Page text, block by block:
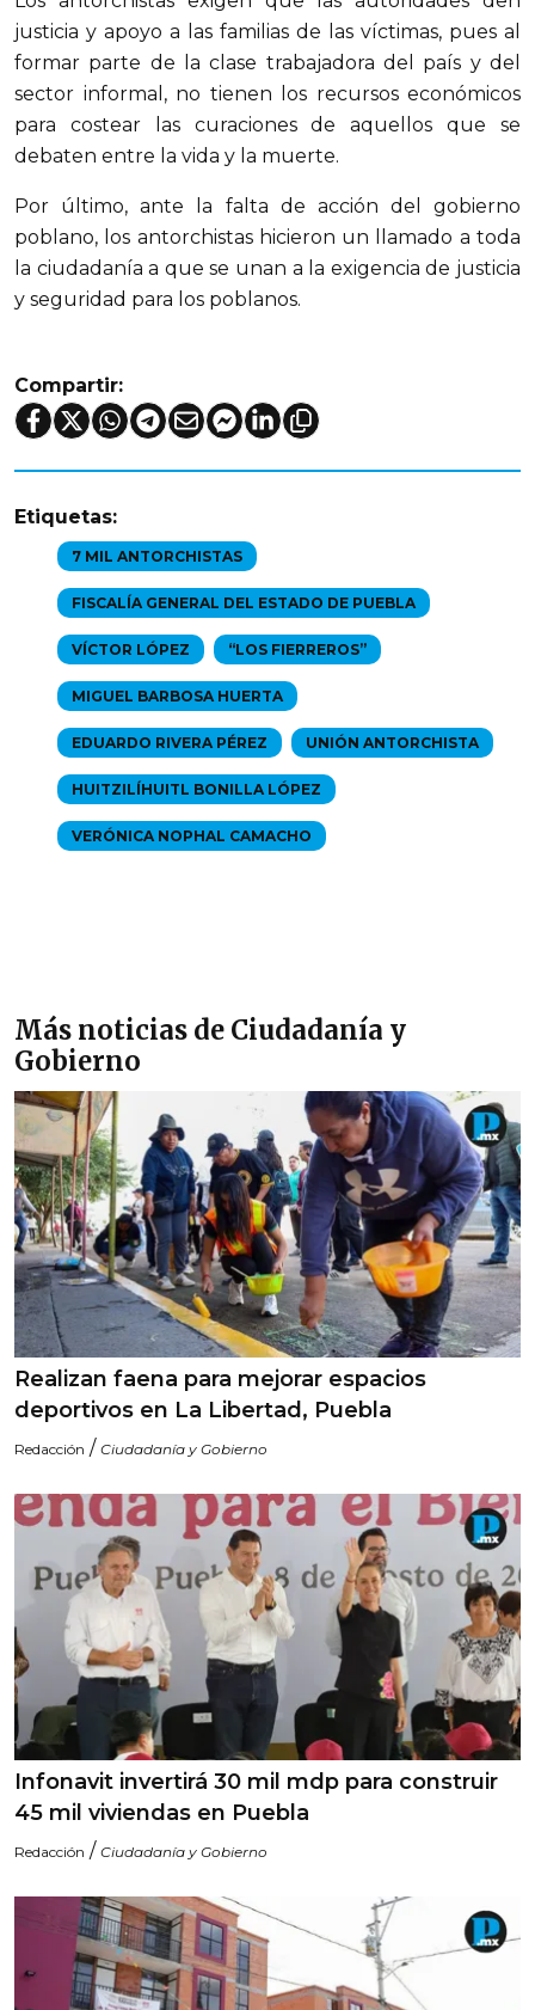
justicia y apoyo a las familias de las víctimas, pues al
formar parte de la clase trabajadora del país y del
sector informal, no tienen los recursos económicos
para costear las curaciones de aquellos que se
debaten entre la vida y la muerte.
Por último, ante la falta de acción del gobierno
poblano, los antorchistas hicieron un llamado a toda
la ciudadanía a que se unan a la exigencia de justicia
y seguridad para los poblanos.
Compartir:
Etiquetas:
7 MIL ANTORCHISTAS
FISCALÍA GENERAL DEL ESTADO DE PUEBLA
VÍCTOR LÓPEZ “LOS FIERREROS”
MIGUEL BARBOSA HUERTA
EDUARDO RIVERA PÉREZ UNIÓN ANTORCHISTA
HUITZILÍHUITL BONILLA LÓPEZ
VERÓNICA NOPHAL CAMACHO
Más noticias de Ciudadanía y
Gobierno
Realizan faena para mejorar espacios
deportivos en La Libertad, Puebla
Redacción / Ciudadanía y Gobierno
Infonavit invertirá 30 mil mdp para construir
45 mil viviendas en Puebla
Redacción / Ciudadanía y Gobierno